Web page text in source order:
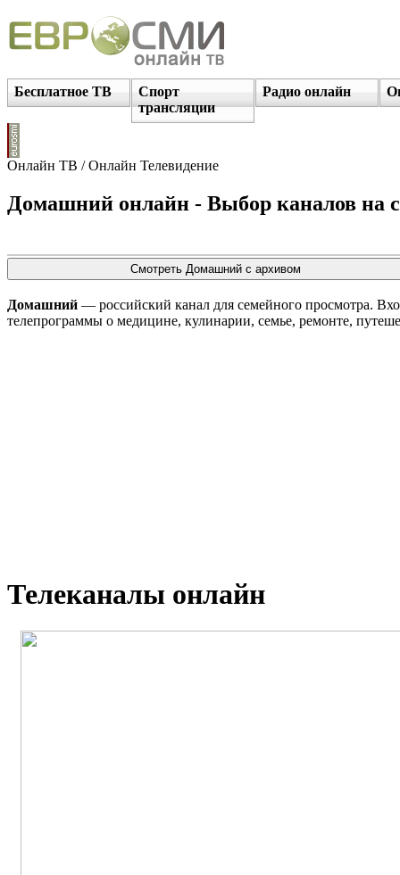
Бесплатное ТВ
Спорт
трансляции
Радио онлайн
Онлайн ТВ / Онлайн Телевидение
Домашний онлайн - Выбор каналов на
Домашний — российский канал для семейного просмотра.
телепрограммы о медицине, кулинарии, семье, ремонте,
Телеканалы онлайн